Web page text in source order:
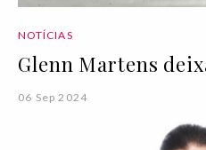
NOTÍCIAS
Glenn Martens
06 Sep 2024